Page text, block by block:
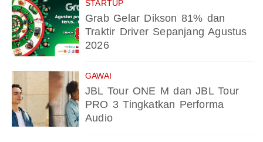
STARTUP
Grab Gelar Dikson 81% dan
Traktir Driver Sepanjang Agustus
2026
GAWAI
JBL Tour ONE M dan JBL Tour
PRO 3 Tingkatkan Performa
Audio